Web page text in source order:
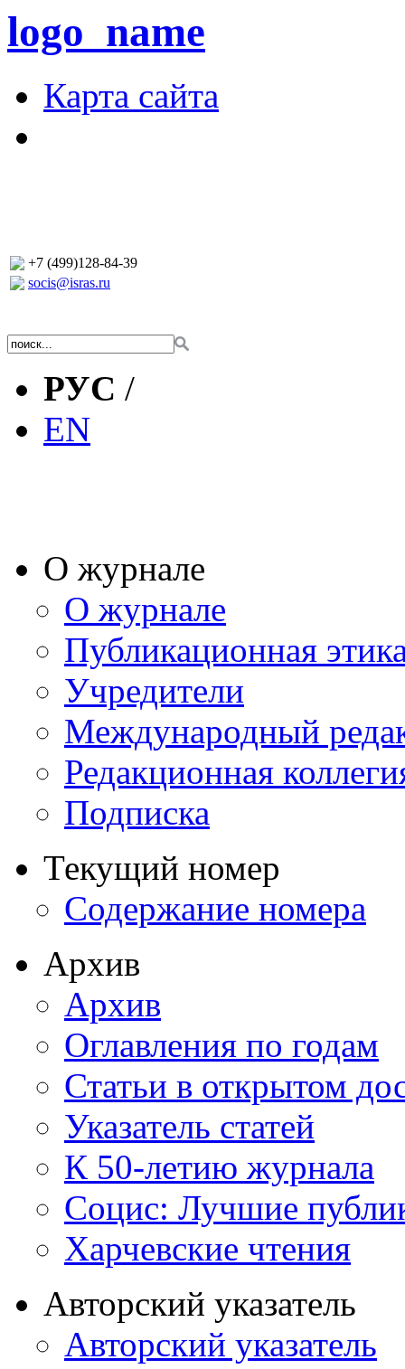
logo_name
Карта сайта
+7 (499)128-84-39
socis@isras.ru
РУС /
EN
О журнале
О журнале
Публикационная
Учредители
Международный
Редакционная
Подписка
Текущий номер
Содержание номера
Архив
Архив
Оглавления по годам
Статьи в открытом
Указатель статей
К 50-летию журнала
Социс: Лучшие
Харчевские чтения
Авторский указатель
Авторский указатель